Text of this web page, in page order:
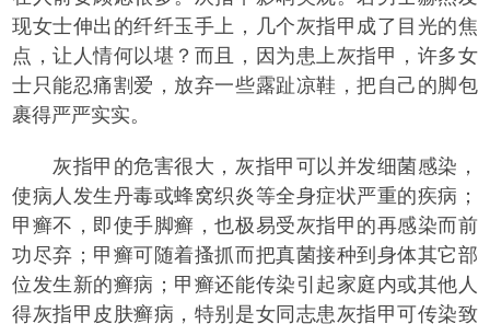
现女士伸出的纤纤玉手上，几个灰指甲成了目光的焦
点，让人情何以堪？而且，因为患上灰指甲，许多女
士只能忍痛割爱，放弃一些露趾凉鞋，把自己的脚包
裹得严严实实。
灰指甲的危害很大，灰指甲可以并发细菌感染，
使病人发生丹毒或蜂窝织炎等全身症状严重的疾病；
甲癣不，即使手脚癣，也极易受灰指甲的再感染而前
功尽弃；甲癣可随着搔抓而把真菌接种到身体其它部
位发生新的癣病；甲癣还能传染引起家庭内或其他人
得灰指甲皮肤癣病，特别是女同志患灰指甲可传染致